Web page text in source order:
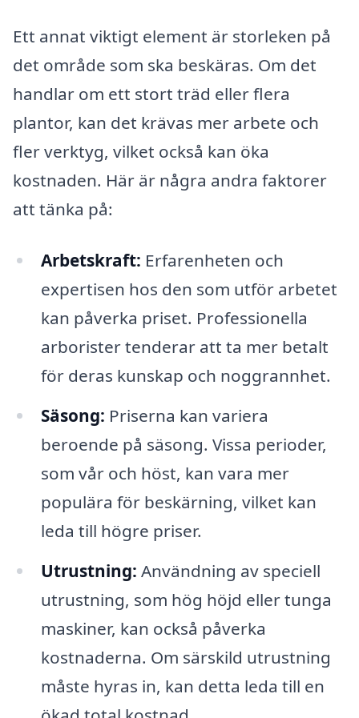
Ett annat viktigt element är storleken på
det område som ska beskäras. Om det
handlar om ett stort träd eller flera
plantor, kan det krävas mer arbete och
fler verktyg, vilket också kan öka
kostnaden. Här är några andra faktorer
att tänka på:
Arbetskraft: Erfarenheten och
expertisen hos den som utför arbetet
kan påverka priset. Professionella
arborister tenderar att ta mer betalt
för deras kunskap och noggrannhet.
Säsong: Priserna kan variera
beroende på säsong. Vissa perioder,
som vår och höst, kan vara mer
populära för beskärning, vilket kan
leda till högre priser.
Utrustning: Användning av speciell
utrustning, som hög höjd eller tunga
maskiner, kan också påverka
kostnaderna. Om särskild utrustning
måste hyras in, kan detta leda till en